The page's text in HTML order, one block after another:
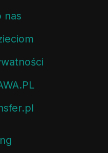
nas